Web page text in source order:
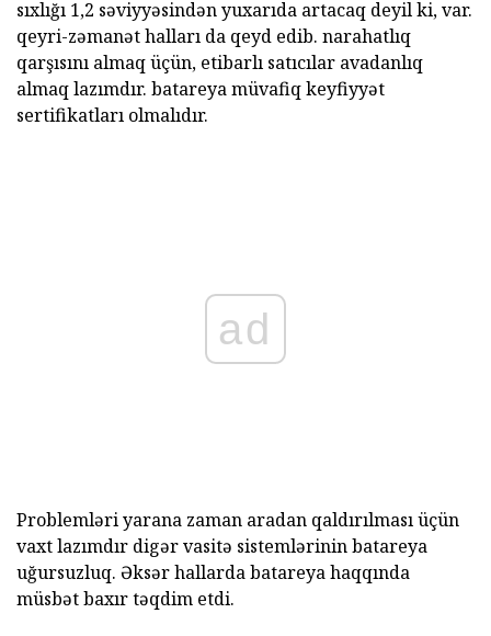
sıxlığı 1,2 səviyyəsindən yuxarıda artacaq deyil ki, var.
qeyri-zəmanət halları da qeyd edib. narahatlıq
qarşısını almaq üçün, etibarlı satıcılar avadanlıq
almaq lazımdır. batareya müvafiq keyfiyyət
sertifikatları olmalıdır.
ad
Problemləri yarana zaman aradan qaldırılması üçün
vaxt lazımdır digər vasitə sistemlərinin batareya
uğursuzluq. Əksər hallarda batareya haqqında
müsbət baxır təqdim etdi.